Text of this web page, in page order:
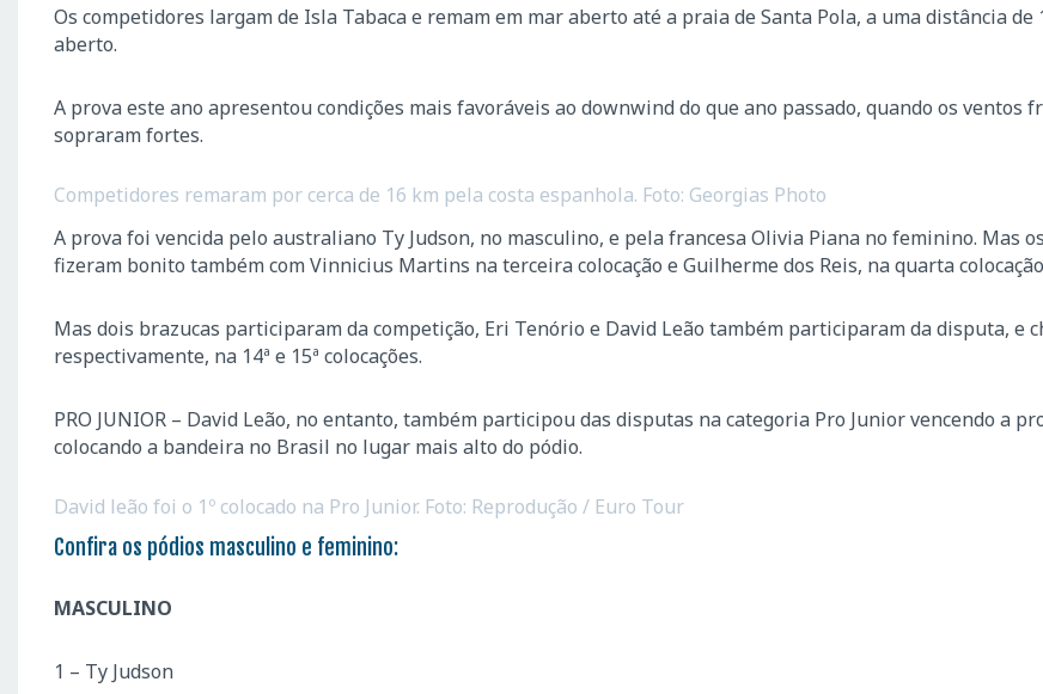
Os competidores largam de Isla Tabaca e remam em mar aberto até a praia de Santa Pola, a uma distância de
aberto.
A prova este ano apresentou condições mais favoráveis ao downwind do que ano passado, quando os ventos
sopraram fortes.
Competidores remaram por cerca de 16 km pela costa espanhola. Foto: Georgias Photo
A prova foi vencida pelo australiano Ty Judson, no masculino, e pela francesa Olivia Piana no feminino. Mas
fizeram bonito também com Vinnicius Martins na terceira colocação e Guilherme dos Reis, na quarta
Mas dois brazucas participaram da competição, Eri Tenório e David Leão também participaram da disputa, e
respectivamente, na 14ª e 15ª colocações.
PRO JUNIOR – David Leão, no entanto, também participou das disputas na categoria Pro Junior vencendo a
colocando a bandeira no Brasil no lugar mais alto do pódio.
David leão foi o 1º colocado na Pro Junior. Foto: Reprodução / Euro Tour
Confira os pódios masculino e feminino:
MASCULINO
1 – Ty Judson